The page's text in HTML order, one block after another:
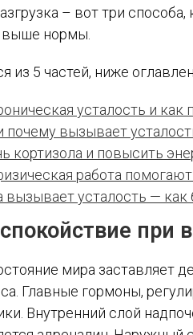
– вот три
выше нормы.
из 5 частей, ниже
усталость и
почему вызывает
кортизола и повысить
работа
вызывает усталость — как
при
мира заставляет
Главные гормоны,
Внутренний слой